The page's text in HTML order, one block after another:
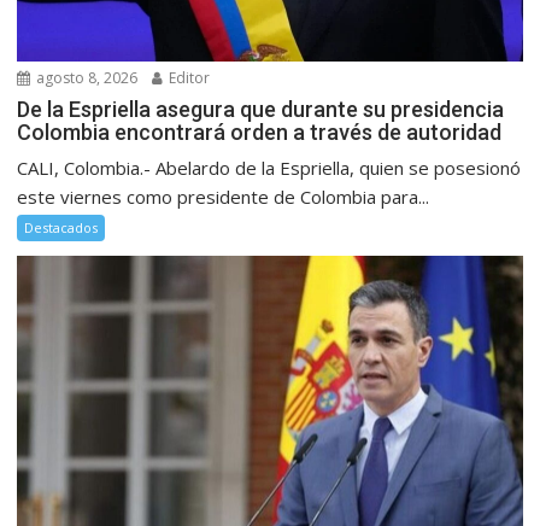
agosto 8, 2026 Editor
De la Espriella asegura que durante su presidencia
Colombia encontrará orden a través de autoridad
CALI, Colombia.- Abelardo de la Espriella, quien se posesionó
este viernes como presidente de Colombia para...
Destacados